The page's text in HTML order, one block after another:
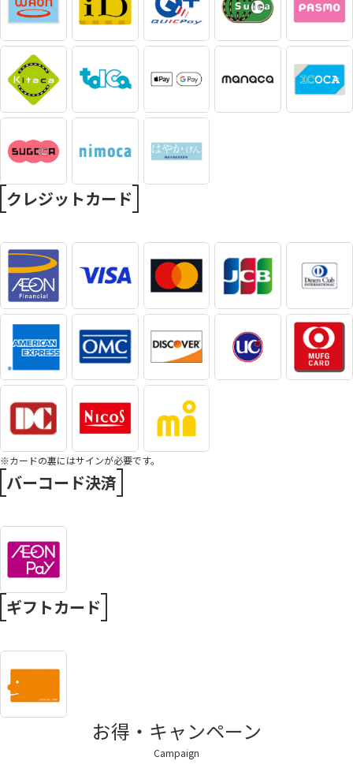
クレジットカード
※カードの裏にはサインが必要です。
バーコード決済
ギフトカード
お得・キャンペーン
Campaign